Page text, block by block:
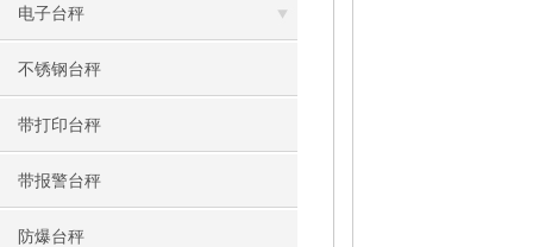
电子台秤
不锈钢台秤
带打印台秤
带报警台秤
防爆台秤